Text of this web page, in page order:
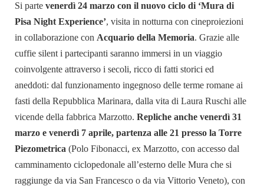
Si parte venerdì 24 marzo con il nuovo ciclo di ‘Mura di
Pisa Night Experience’, visita in notturna con cineproiezioni
in collaborazione con Acquario della Memoria. Grazie alle
cuffie silent i partecipanti saranno immersi in un viaggio
coinvolgente attraverso i secoli, ricco di fatti storici ed
aneddoti: dal funzionamento ingegnoso delle terme romane ai
fasti della Repubblica Marinara, dalla vita di Laura Ruschi alle
vicende della fabbrica Marzotto. Repliche anche venerdì 31
marzo e venerdì 7 aprile, partenza alle 21 presso la Torre
Piezometrica (Polo Fibonacci, ex Marzotto, con accesso dal
camminamento ciclopedonale all’esterno delle Mura che si
raggiunge da via San Francesco o da via Vittorio Veneto), con